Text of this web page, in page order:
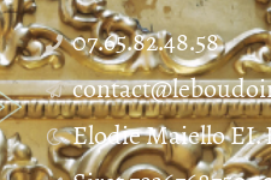
07.65.82.48.58
Elodie Maiello EI.